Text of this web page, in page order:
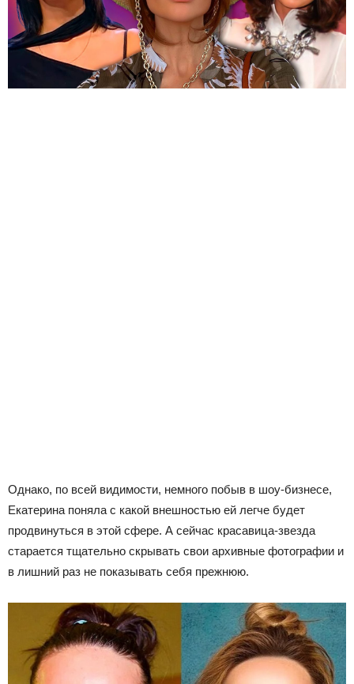
Однако, по всей видимости, немного побыв в шоу-бизнесе,
Екатерина поняла с какой внешностью ей легче будет
продвинуться в этой сфере. А сейчас красавица-звезда
старается тщательно скрывать свои архивные фотографии и
в лишний раз не показывать себя прежнюю.